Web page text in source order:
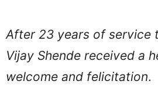
After 23 years of service
Vijay Shende received a
welcome and felicitation.